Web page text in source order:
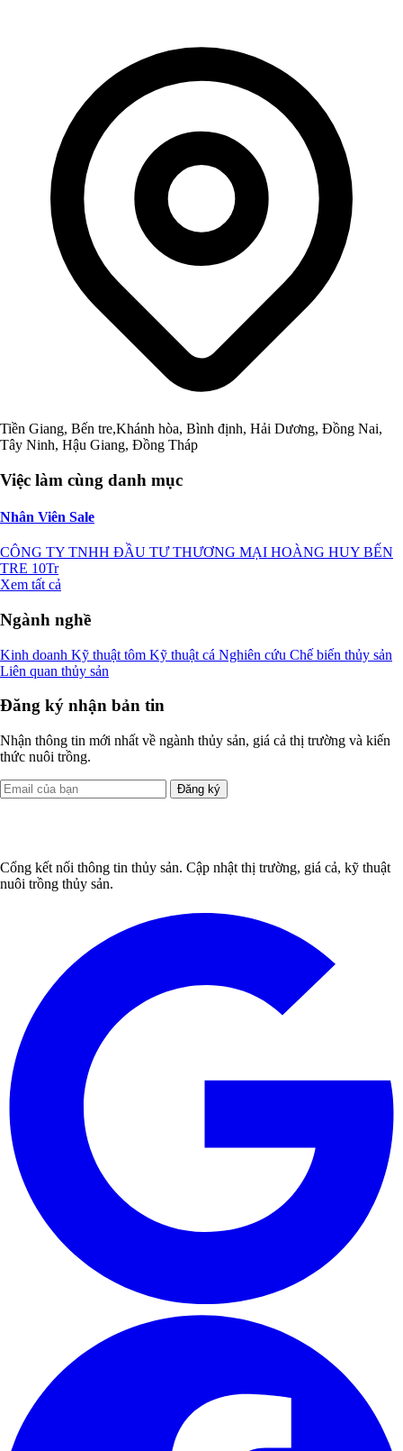
Tiền Giang, Bến tre,Khánh hòa, Bình định, Hải Dương, Đồng Nai,
Tây Ninh, Hậu Giang, Đồng Tháp
Việc làm cùng danh mục
Nhân Viên Sale
CÔNG TY TNHH ĐẦU TƯ THƯƠNG MẠI HOÀNG HUY BẾN
TRE 10Tr
Xem tất cả
Ngành nghề
Kinh doanh Kỹ thuật tôm Kỹ thuật cá Nghiên cứu Chế biến thủy sản
Liên quan thủy sản
Đăng ký nhận bản tin
Nhận thông tin mới nhất về ngành thủy sản, giá cả thị trường và kiến
thức nuôi trồng.
Đăng ký
Cổng kết nối thông tin thủy sản. Cập nhật thị trường, giá cả, kỹ thuật
nuôi trồng thủy sản.